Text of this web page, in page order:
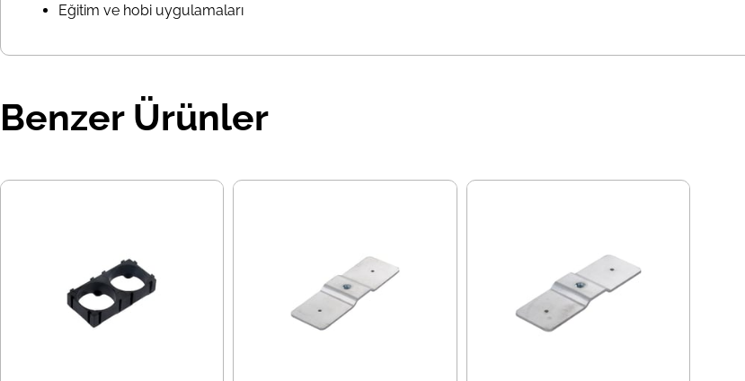
Eğitim ve hobi uygulamaları
Benzer Ürünler